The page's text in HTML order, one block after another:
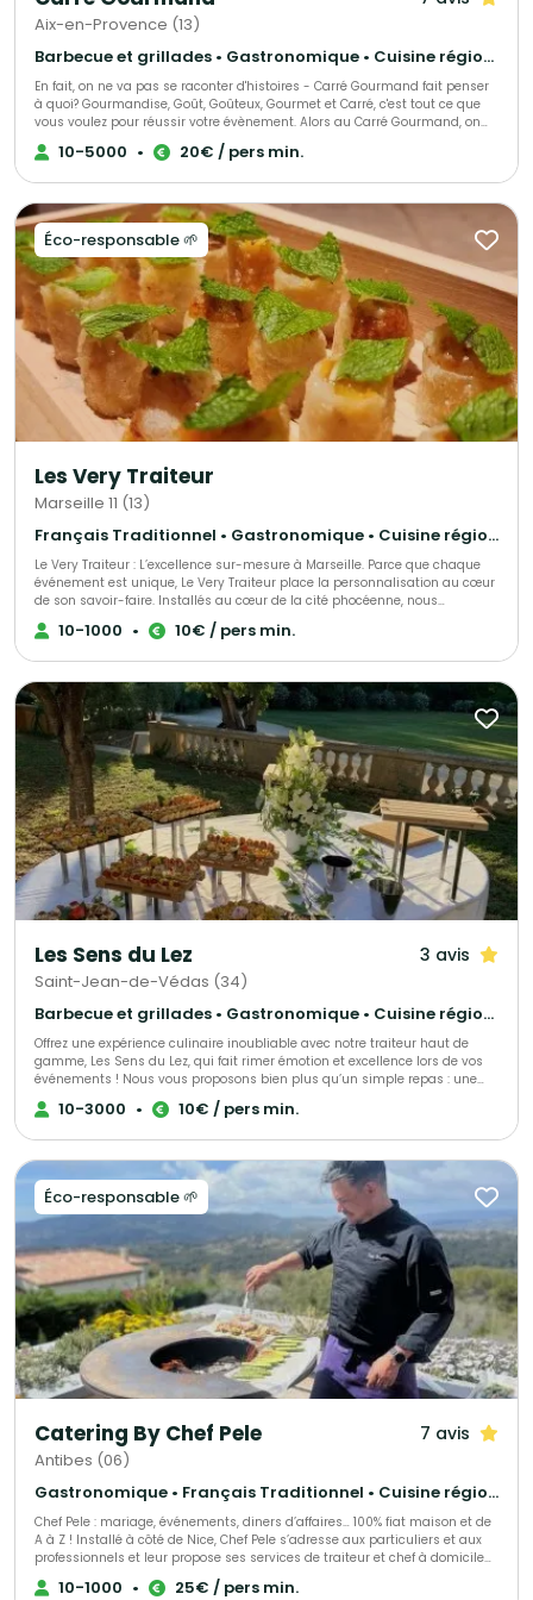
Aix-en-Provence (13)
Barbecue et grillades • Gastronomique • Cuisine régionale
En fait, on ne va pas se raconter d'histoires - Carré Gourmand fait penser
à quoi? Gourmandise, Goût, Goûteux, Gourmet et Carré, c'est tout ce que
vous voulez pour réussir votre évènement. Alors au Carré Gourmand, on
peut dire encore beaucoup de choses... Le mieux c'est de goûter. Jérôme
GHIBAUDO
10-5000 • 20€ / pers min.
Éco-responsable 🌱
Les Very Traiteur
Marseille 11 (13)
Français Traditionnel • Gastronomique • Cuisine régionale
Le Very Traiteur : L’excellence sur-mesure à Marseille. Parce que chaque
événement est unique, Le Very Traiteur place la personnalisation au cœur
de son savoir-faire. Installés au cœur de la cité phocéenne, nous
concevons des expériences culinaires qui vous ressemblent. Que vous
soyez un particulier célébrant un moment de vie ou une entreprise en
une logistique sans faille et ce petit "plus" qui rendra votre réception
inoubliable.
10-1000 • 10€ / pers min.
Les Sens du Lez 3 avis
Saint-Jean-de-Védas (34)
Barbecue et grillades • Gastronomique • Cuisine régionale
Offrez une expérience culinaire inoubliable avec notre traiteur haut de
gamme, Les Sens du Lez, qui fait rimer émotion et excellence lors de vos
événements ! Nous vous proposons bien plus qu’un simple repas : une
véritable immersion dans l’art de la gastronomie. Notre cuisine,
profondément ancrée dans le respect des saisons, des terroirs et des
pensées sur-mesure pour marquer vos invités et sublimer vos instants
précieux. Chez Les Sens du Lez, nous vous garantissons : - Une cuisine 100
% maison, réalisée dans notre laboratoire pour une maîtrise totale de la
qualité. - Des ingrédients frais et locaux, soigneusement sélectionnés
auprès des artisans et producteurs de l'Hérault. - L’équilibre parfait entre
la tradition française et les inspirations méditerranéennes pour des
saveurs uniques. - Un service impeccable, discret et adapté aux
moindres exigences de votre événement. Confiez-nous vos moments
d’exception et laissez-nous créer pour vous une aventure gustative où
goût, élégance et émotion s’entrelacent.
10-3000 • 10€ / pers min.
Éco-responsable 🌱
Catering By Chef Pele 7 avis
Antibes (06)
Gastronomique • Français Traditionnel • Cuisine régionale
Chef Pele : mariage, événements, diners d’affaires… 100% fiat maison et de
A à Z ! Installé à côté de Nice, Chef Pele s’adresse aux particuliers et aux
professionnels et leur propose ses services de traiteur et chef à domicile
pour l’organisation de leurs événements. Allant de l’organisation de
banquets (Prince du Danemark) à du consulting (boulangerie « Paul ») le
10-1000 • 25€ / pers min.